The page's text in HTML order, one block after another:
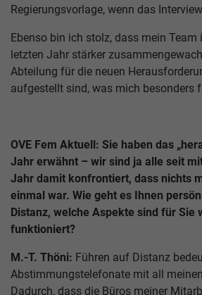
Regierungsvorlage, wenn das
Ebenso bin ich stolz, dass mein
letzten Jahr stärker
Abteilung für die neuen
aufgestellt sind, was mich besonders
OVE Fem Aktuell: Sie haben das
Jahr erwähnt – wir sind ja alle seit
Jahr damit konfrontiert, dass nichts
einmal war. Wie geht es Ihnen
Distanz, welche Aspekte sind für Sie
funktioniert?
M.-T. Thöni: Führen auf Distanz
Abstimmungstelefonate mit all
Dadurch, dass die Büros meiner